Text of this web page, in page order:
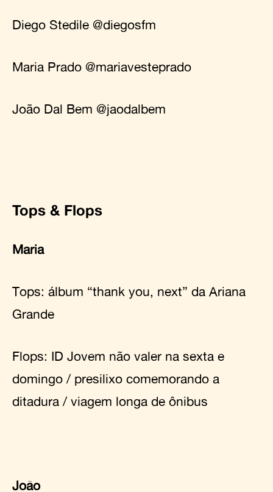
Diego Stedile @diegosfm
Maria Prado @mariavesteprado
João Dal Bem @jaodalbem
Tops & Flops
Maria
Tops: álbum “thank you, next” da Ariana
Grande
Flops: ID Jovem não valer na sexta e
domingo / presilixo comemorando a
ditadura / viagem longa de ônibus
João